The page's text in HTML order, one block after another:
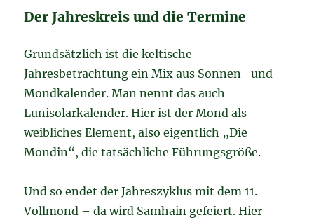
Der Jahreskreis und die Termine
Grundsätzlich ist die keltische
Jahresbetrachtung ein Mix aus Sonnen- und
Mondkalender. Man nennt das auch
Lunisolarkalender. Hier ist der Mond als
weibliches Element, also eigentlich „Die
Mondin“, die tatsächliche Führungsgröße.
Und so endet der Jahreszyklus mit dem 11.
Vollmond – da wird Samhain gefeiert. Hier